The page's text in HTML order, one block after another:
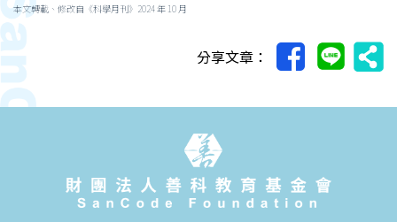
本文轉載、修改自《科學月刊》2024 年 10 月
分享文章：